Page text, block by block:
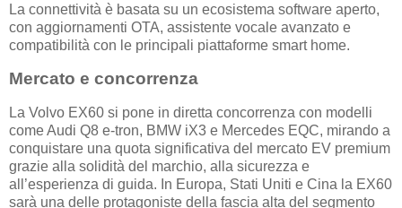
La connettività è basata su un ecosistema software aperto,
con aggiornamenti OTA, assistente vocale avanzato e
compatibilità con le principali piattaforme smart home.
Mercato e concorrenza
La Volvo EX60 si pone in diretta concorrenza con modelli
come Audi Q8 e‑tron, BMW iX3 e Mercedes EQC, mirando a
conquistare una quota significativa del mercato EV premium
grazie alla solidità del marchio, alla sicurezza e
all’esperienza di guida. In Europa, Stati Uniti e Cina la EX60
sarà una delle protagoniste della fascia alta del segmento